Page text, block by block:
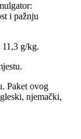
i pažnju
g/kg.
Paket ovog
njemački,